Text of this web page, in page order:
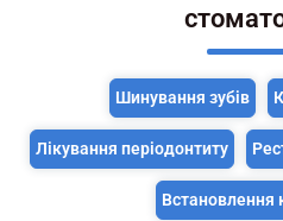
Шинування зубiв
Лікування періодонтиту